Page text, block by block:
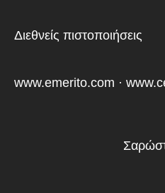
Διεθνείς πιστοποιήσεις
www.emerito.com ·